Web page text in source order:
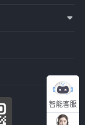
智能客服